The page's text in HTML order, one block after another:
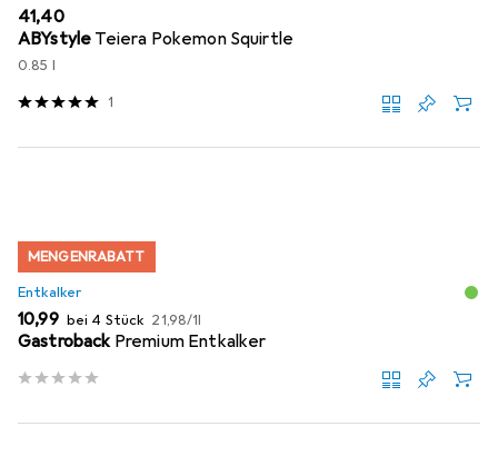
EUR
41,40
ABYstyle Teiera Pokemon Squirtle
0.85 l
1
MENGENRABATT
Entkalker
EUR
10,99 bei 4 Stück EUR
21,98/1l
Gastroback Premium Entkalker